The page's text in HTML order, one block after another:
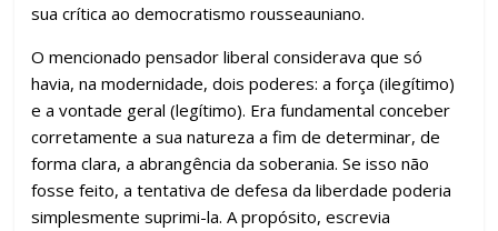
sua crítica ao democratismo rousseauniano.
O mencionado pensador liberal considerava que só
havia, na modernidade, dois poderes: a força (ilegítimo)
e a vontade geral (legítimo). Era fundamental conceber
corretamente a sua natureza a fim de determinar, de
forma clara, a abrangência da soberania. Se isso não
fosse feito, a tentativa de defesa da liberdade poderia
simplesmente suprimi-la. A propósito, escrevia